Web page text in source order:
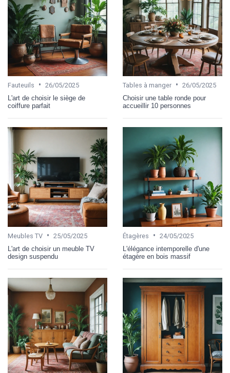
Fauteuils • 26/05/2025
L'art de choisir le siège de
coiffure parfait
Tables à manger • 26/05/2025
Choisir une table ronde pour
accueillir 10 personnes
Meubles TV • 25/05/2025
L'art de choisir un meuble TV
design suspendu
Étagères • 24/05/2025
L'élégance intemporelle d'une
étagère en bois massif